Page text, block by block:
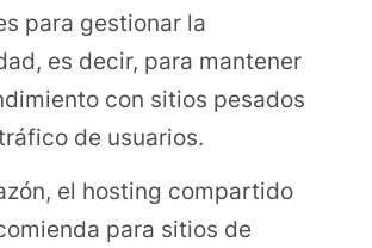
para gestionar la
es decir, para mantener
con sitios pesados
de usuarios.
el hosting compartido
para sitios de